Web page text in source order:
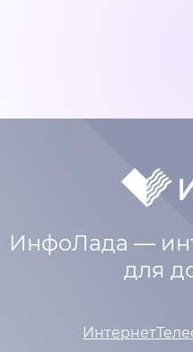
ИнфоЛада —
для
Интернет